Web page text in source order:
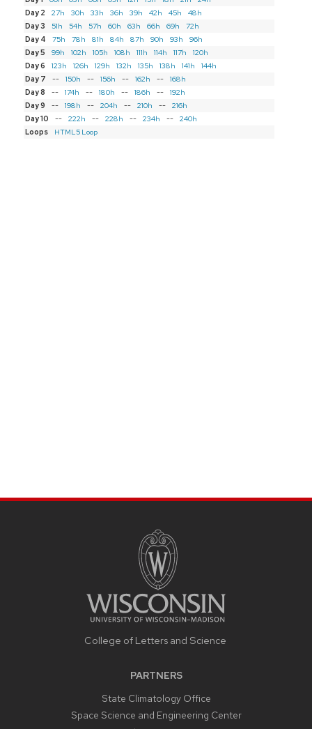
Day 2
27h 30h 33h 36h 39h 42h 45h
48h
Day 3
51h 54h 57h 60h 63h 66h 69h
72h
Day 4
75h 78h 81h 84h 87h 90h 93h
96h
Day 5
99h 102h 105h 108h 111h 114h 117h
120h
Day 6
123h 126h 129h 132h 135h 138h 141h
144h
Day 7 --150h --156h --162h --168h
Day 8 --174h --180h --186h --192h
Day 9 --198h --204h --210h --216h
Day 10 --222h --228h --234h --240h
Loops
HTML5 Loop
College of Letters and Science
PARTNERS
State Climatology Office
Space Science and Engineering Center